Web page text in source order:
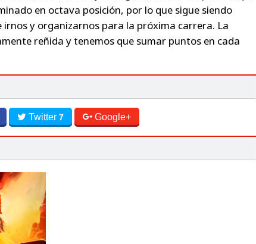
en octava posición, por lo que sigue siendo
y organizarnos para la próxima carrera. La
reñida y tenemos que sumar puntos en cada
Twitter 7 Google+